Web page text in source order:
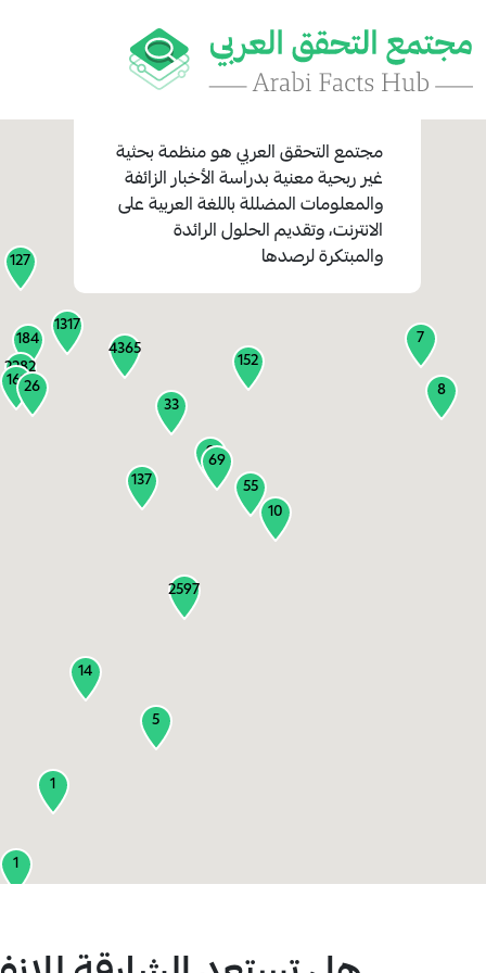
69
55
127
137
2282
8
4365
184
14
33
2597
10
7
152
1317
1
5
26
1
9
161
1
مجتمع التحقق العربيهو منظمة بحثية
غير ربحية معنية بدراسة الأخبار الزائفة
والمعلومات المضللة باللغة العربية على
الانترنت، وتقديم الحلول الرائدة
والمبتكرة لرصدها